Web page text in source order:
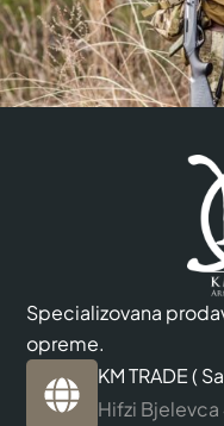
Specializovana
opreme.
KM TRADE (
Hifzi